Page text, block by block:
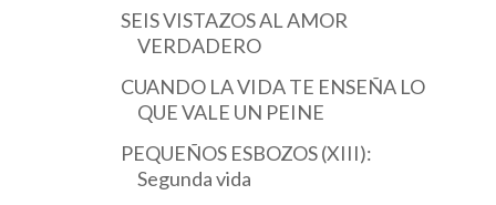
SEIS VISTAZOS AL AMOR
VERDADERO
CUANDO LA VIDA TE ENSEÑA LO
QUE VALE UN PEINE
PEQUEÑOS ESBOZOS (XIII):
Segunda vida